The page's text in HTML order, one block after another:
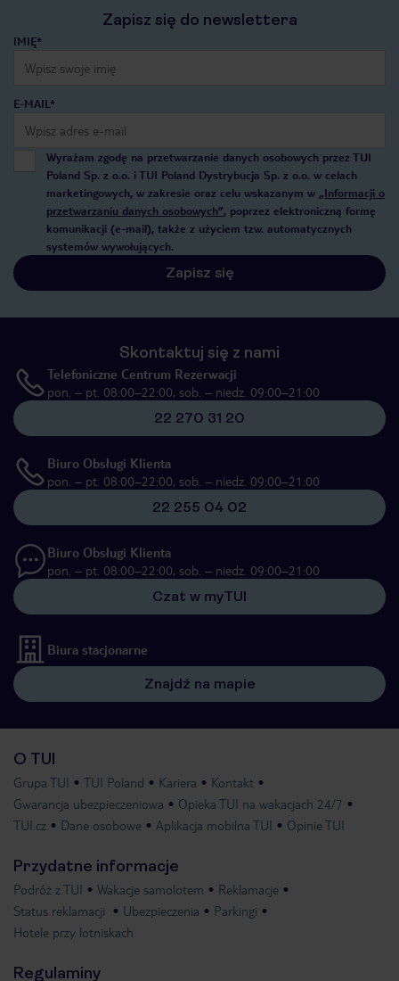
Zapisz się do newslettera
IMIĘ*
E-MAIL*
Wyrażam zgodę na przetwarzanie danych osobowych przez TUI
Poland Sp. z o.o. i TUI Poland Dystrybucja Sp. z o.o. w celach
marketingowych, w zakresie oraz celu wskazanym w „Informacji o
przetwarzaniu danych osobowych”, poprzez elektroniczną formę
komunikacji (e-mail), także z użyciem tzw. automatycznych
systemów wywołujących.
Zapisz się
Skontaktuj się z nami
Telefoniczne Centrum Rezerwacji
pon. – pt. 08:00–22:00, sob. – niedz. 09:00–21:00
22 270 31 20
Biuro Obsługi Klienta
pon. – pt. 08:00–22:00, sob. – niedz. 09:00–21:00
22 255 04 02
Biuro Obsługi Klienta
pon. – pt. 08:00–22:00, sob. – niedz. 09:00–21:00
Czat w myTUI
Biura stacjonarne
Znajdź na mapie
O TUI
Grupa TUI TUI Poland Kariera
Kontakt
Gwarancja ubezpieczeniowa
Opieka TUI na wakacjach 24/7
TUI.cz
Dane osobowe Aplikacja mobilna TUI Opinie TUI
Przydatne informacje
Podróż z TUI Wakacje samolotem
Reklamacje
Status reklamacji
Ubezpieczenia
Parkingi
Hotele przy lotniskach
Regulaminy